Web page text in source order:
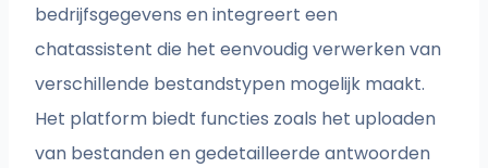
bedrijfsgegevens en integreert een
chatassistent die het eenvoudig verwerken van
verschillende bestandstypen mogelijk maakt.
Het platform biedt functies zoals het uploaden
van bestanden en gedetailleerde antwoorden